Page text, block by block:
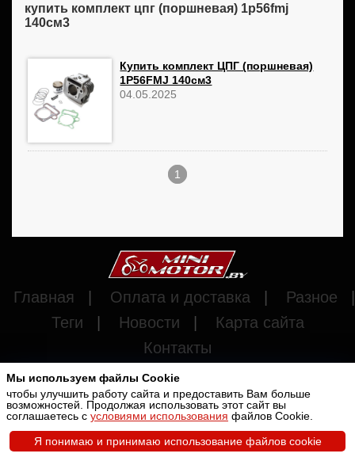
купить комплект цпг (поршневая) 1p56fmj
140см3
Купить комплект ЦПГ (поршневая)
1P56FMJ 140см3
04.05.2025
1
Главная Оплата и доставка Разное
Теги
Новости
Карта сайта
Контакты
Разработка сайта - PurpleLabs
Copyright © 2011-2026
Minimotor.by
Вся представленная на сайте информация носит
информационный характер и не является публичной офертой.
Мы используем файлы Cookie
чтобы улучшить работу сайта и предоставить Вам больше
возможностей. Продолжая использовать этот сайт вы
соглашаетесь с условиями использования файлов Cookie.
Я понимаю и принимаю использование файлов cookie